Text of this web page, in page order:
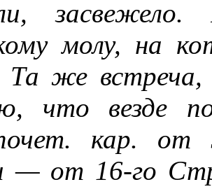
молу, на
Та же
что везде
кар. от
— от 16-го